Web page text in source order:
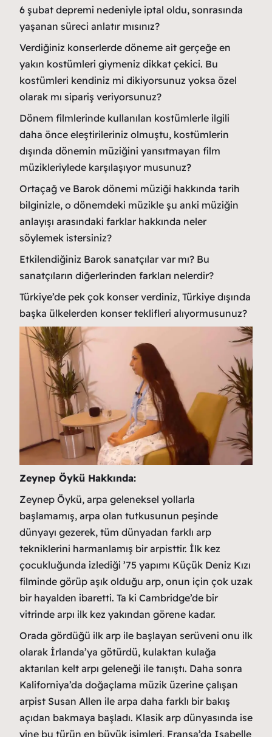
6 şubat depremi nedeniyle iptal oldu, sonrasında
yaşanan süreci anlatır mısınız?
Verdiğiniz konserlerde döneme ait gerçeğe en
yakın kostümleri giymeniz dikkat çekici. Bu
kostümleri kendiniz mi dikiyorsunuz yoksa özel
olarak mı sipariş veriyorsunuz?
Dönem filmlerinde kullanılan kostümlerle ilgili
daha önce eleştirileriniz olmuştu, kostümlerin
dışında dönemin müziğini yansıtmayan film
müzikleriylede karşılaşıyor musunuz?
Ortaçağ ve Barok dönemi müziği hakkında tarih
bilginizle, o dönemdeki müzikle şu anki müziğin
anlayışı arasındaki farklar hakkında neler
söylemek istersiniz?
Etkilendiğiniz Barok sanatçılar var mı? Bu
sanatçıların diğerlerinden farkları nelerdir?
Türkiye’de pek çok konser verdiniz, Türkiye dışında
başka ülkelerden konser teklifleri alıyormusunuz?
Zeynep Öykü Hakkında:
Zeynep Öykü, arpa geleneksel yollarla
başlamamış, arpa olan tutkusunun peşinde
dünyayı gezerek, tüm dünyadan farklı arp
tekniklerini harmanlamış bir arpisttir. İlk kez
çocukluğunda izlediği ’75 yapımı Küçük Deniz Kızı
filminde görüp aşık olduğu arp, onun için çok uzak
bir hayalden ibaretti. Ta ki Cambridge’de bir
vitrinde arpı ilk kez yakından görene kadar.
Orada gördüğü ilk arp ile başlayan serüveni onu ilk
olarak İrlanda’ya götürdü, kulaktan kulağa
aktarılan kelt arpı geleneği ile tanıştı. Daha sonra
Kaliforniya’da doğaçlama müzik üzerine çalışan
arpist Susan Allen ile arpa daha farklı bir bakış
açıdan bakmaya başladı. Klasik arp dünyasında ise
yine bu türün en büyük isimleri, Fransa’da Isabelle